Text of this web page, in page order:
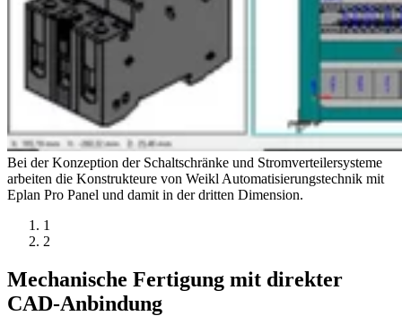
Bei der Konzeption der Schaltschränke und Stromverteilersysteme
arbeiten die Konstrukteure von Weikl Automatisierungstechnik mit
Eplan Pro Panel und damit in der dritten Dimension.
1
2
Mechanische Fertigung mit direkter
CAD-Anbindung